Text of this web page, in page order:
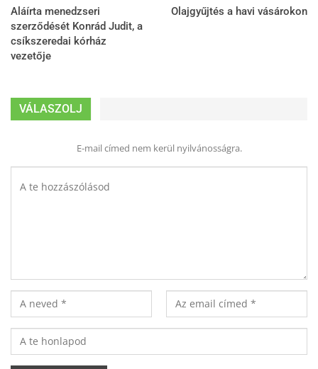
Aláírta menedzseri
szerződését Konrád Judit, a
csíkszeredai kórház
vezetője
Olajgyűjtés a havi vásárokon
VÁLASZOLJ
E-mail címed nem kerül nyilvánosságra.